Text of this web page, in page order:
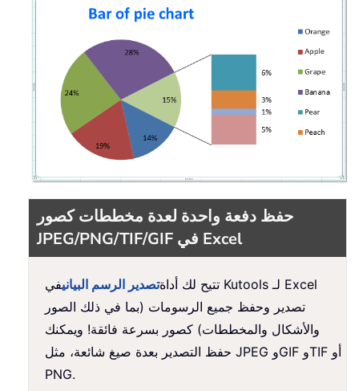
حفظ دفعة واحدة لعدة مخططات كصور
JPEG/PNG/TIF/GIF في Excel
تتيح لك أداةتصدير الرسم البيانيفي Kutools لـ Excel
تصدير وحفظ جميع الرسومات (بما في ذلك الصور
والأشكال والمخططات) كصور بسرعة فائقة! ويمكنك
حفظ التصدير بعدة صيغ شائعة، مثل JPEG وGIF وTIF أو
PNG.